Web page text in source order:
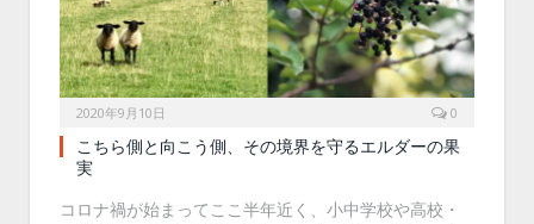
2020年9月10日 0
こちら側と向こう側、その境界を守るエルダーの果
実
コロナ禍が始まってここ半年近く、小中学校や高校・